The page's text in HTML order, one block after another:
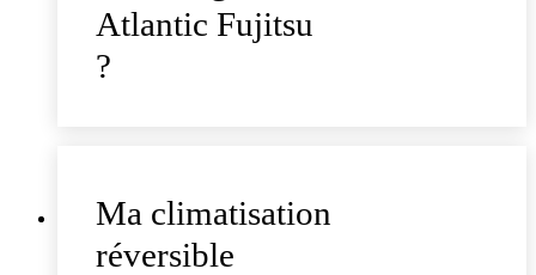
Atlantic Fujitsu
?
Ma climatisation
réversible